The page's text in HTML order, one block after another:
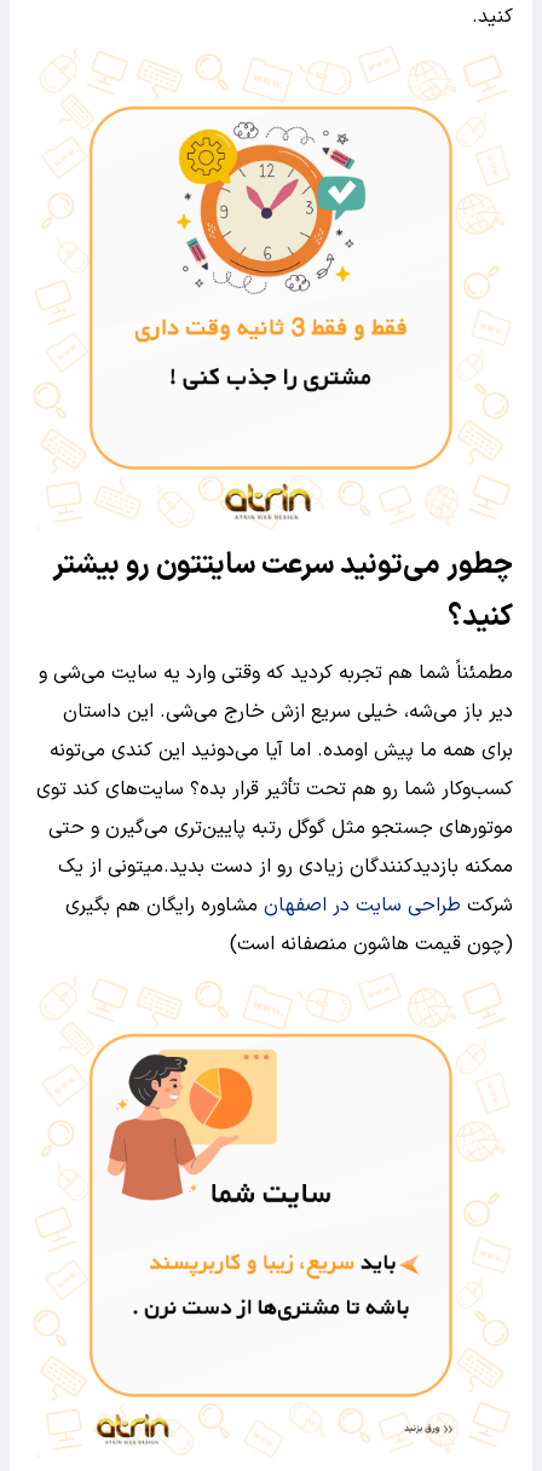
کنید.
چطور می‌تونید سرعت سایتتون رو بیشتر
کنید؟
مطمئناً شما هم تجربه کردید که وقتی وارد یه سایت می‌شی و
دیر باز می‌شه، خیلی سریع ازش خارج می‌شی. این داستان
برای همه ما پیش اومده. اما آیا می‌دونید این کندی می‌تونه
کسب‌وکار شما رو هم تحت تأثیر قرار بده؟ سایت‌های کند توی
موتورهای جستجو مثل گوگل رتبه پایین‌تری می‌گیرن و حتی
ممکنه بازدیدکنندگان زیادی رو از دست بدید.میتونی از یک
شرکت طراحی سایت در اصفهان مشاوره رایگان هم بگیری
(چون قیمت هاشون منصفانه است)